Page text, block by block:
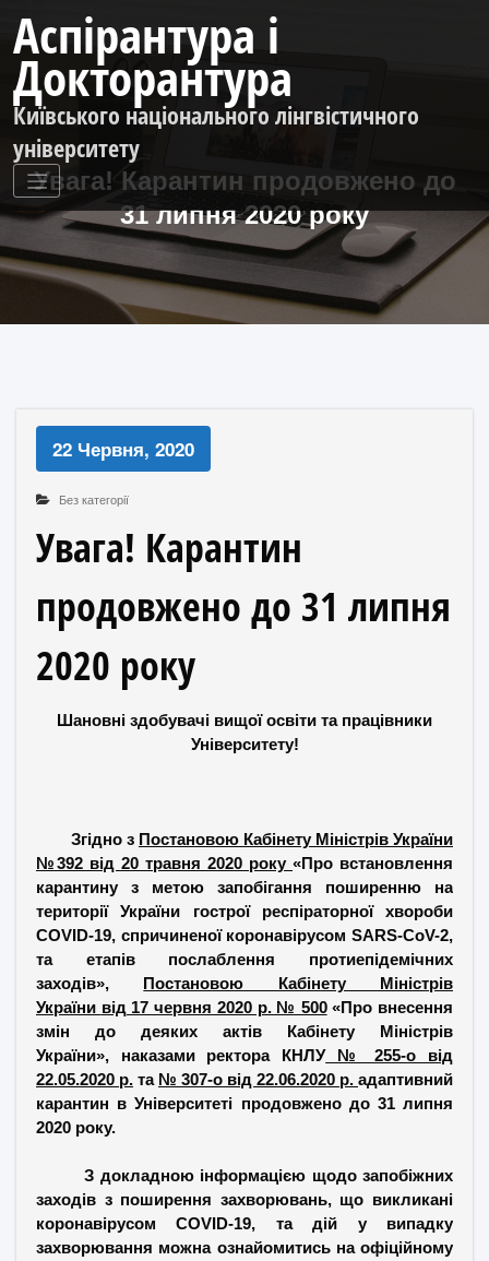
контенту
Аспірантура і
Докторантура
Київського національного лінгвістичного
університету
Увага! Карантин продовжено до
31 липня 2020 року
22 Червня, 2020
Без категорії
Увага! Карантин
продовжено до 31 липня
2020 року
Шановні здобувачі вищої освіти та працівники
Університету!
Згідно з Постановою Кабінету Міністрів України
№392 від 20 травня 2020 року «Про встановлення
карантину з метою запобігання поширенню на
території України гострої респіраторної хвороби
COVID-19, спричиненої коронавірусом SARS-CoV-2,
та етапів послаблення протиепідемічних
заходів», Постановою Кабінету Міністрів
України від 17 червня 2020 р. № 500«Про внесення
змін до деяких актів Кабінету Міністрів
України», наказами ректора КНЛУ№ 255-о від
22.05.2020 р. та № 307-о від 22.06.2020 р. адаптивний
карантин в Університеті продовжено до 31 липня
2020 року.
З докладною інформацією щодо запобіжних
заходів з поширення захворювань, що викликані
коронавірусом COVID-19, та дій у випадку
захворювання можна ознайомитись на офіційному